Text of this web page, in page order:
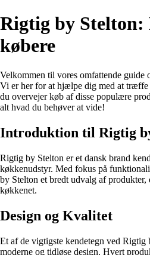
Rigtig by
købere
Velkommen til vores omfattende guide
Vi er her for at hjælpe dig med at træffe
du overvejer køb af disse populære
alt hvad du behøver at vide!
Introduktion til Rigtig
Rigtig by Stelton er et dansk brand
køkkenudstyr. Med fokus på
by Stelton et bredt udvalg af produkter,
køkkenet.
Design og Kvalitet
Et af de vigtigste kendetegn ved Rigtig
moderne og tidløse design. Hvert